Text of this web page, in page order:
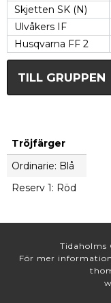
Skjetten SK (N)
Ulvåkers IF
Husqvarna FF 2
TILL GRUPPEN
Tröjfärger
Ordinarie: Blå
Reserv 1: Röd
Tidaholms
För mer